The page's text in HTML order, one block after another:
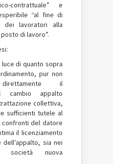
contrattuale” e
“al fine di
lavoratori alla
di lavoro”.
di quanto sopra
pur non
direttamente il
cambio appalto
collettiva,
sufficienti tutele al
del datore
il licenziamento
sia nei
società nuova